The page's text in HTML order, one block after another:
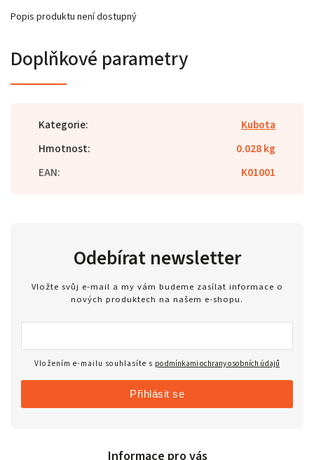
Popis produktu není dostupný
Doplňkové parametry
Kategorie:
Kubota
Hmotnost:
0.028 kg
EAN: K01001
Odebírat newsletter
Vložte svůj e-mail a my vám budeme zasílat informace o
nových produktech na našem e-shopu.
Vložením e-mailu souhlasíte s podmínkami ochrany osobních údajů
Přihlásit se
Informace pro vás